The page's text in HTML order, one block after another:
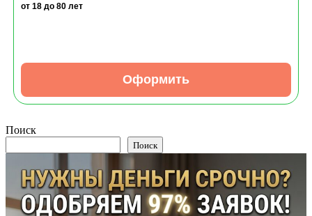
от 18 до 80 лет
Оформить
Поиск
Поиск